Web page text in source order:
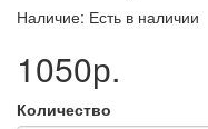
Наличие: Есть в наличии
1050р.
Количество